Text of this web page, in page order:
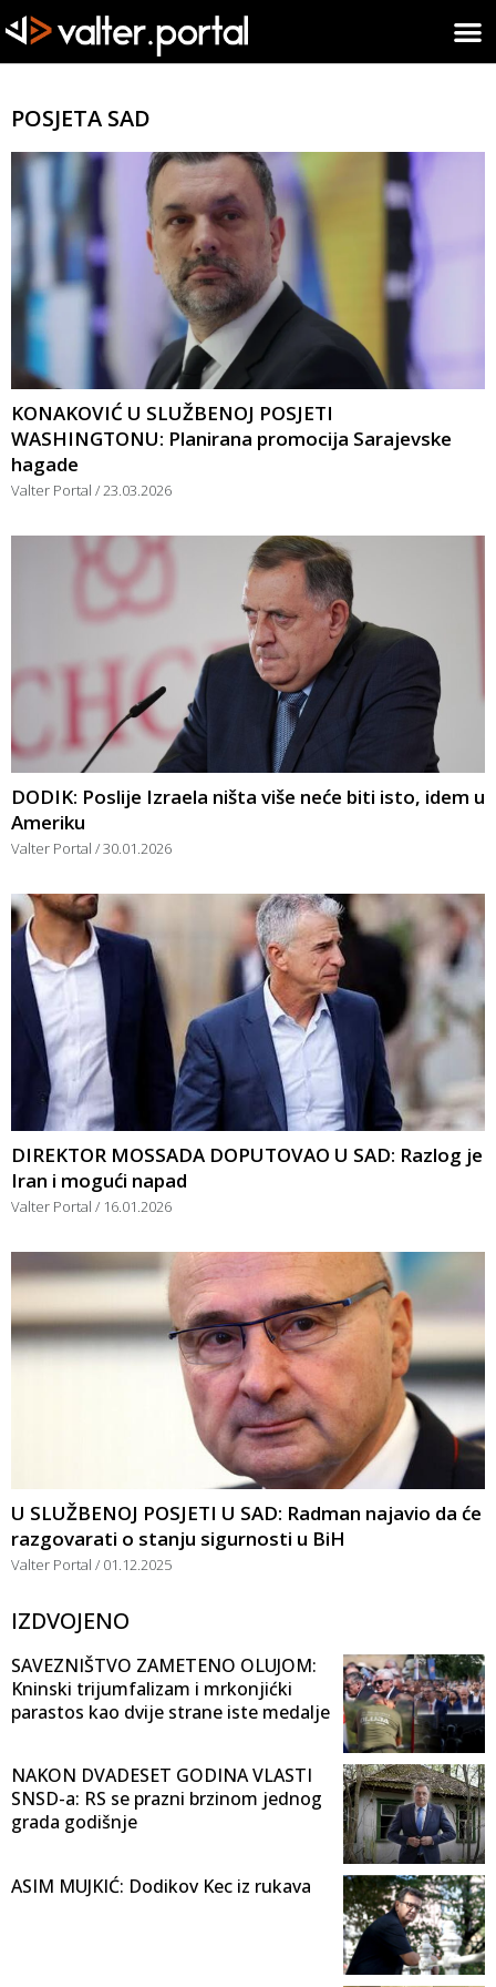
POSJETA SAD
KONAKOVIĆ U SLUŽBENOJ POSJETI
WASHINGTONU: Planirana promocija Sarajevske
hagade
Valter Portal 23.03.2026
DODIK: Poslije Izraela ništa više neće biti isto, idem u
Ameriku
Valter Portal 30.01.2026
DIREKTOR MOSSADA DOPUTOVAO U SAD: Razlog je
Iran i mogući napad
Valter Portal 16.01.2026
U SLUŽBENOJ POSJETI U SAD: Radman najavio da će
razgovarati o stanju sigurnosti u BiH
Valter Portal 01.12.2025
IZDVOJENO
SAVEZNIŠTVO ZAMETENO OLUJOM:
Kninski trijumfalizam i mrkonjićki
parastos kao dvije strane iste medalje
NAKON DVADESET GODINA VLASTI
SNSD-a: RS se prazni brzinom jednog
grada godišnje
ASIM MUJKIĆ: Dodikov Kec iz rukava